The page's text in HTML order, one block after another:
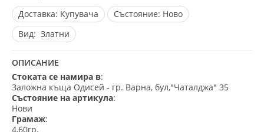
Доставка: Купувача Състояние: Ново
Вид: Златни
ОПИСАНИЕ
Стоката се намира в:
Заложна къща Одисей - гр. Варна, бул,"Чаталджа" 35
Състояние на артикула:
Нови
Грамаж:
4,60гр.